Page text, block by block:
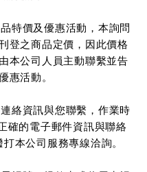
特價及優惠活動，本詢問
登之商品定價，因此價格
本公司人員主動聯繫並告
惠活動。
絡資訊與您聯繫，作業時
確的電子郵件資訊與聯絡
本公司服務專線洽詢。